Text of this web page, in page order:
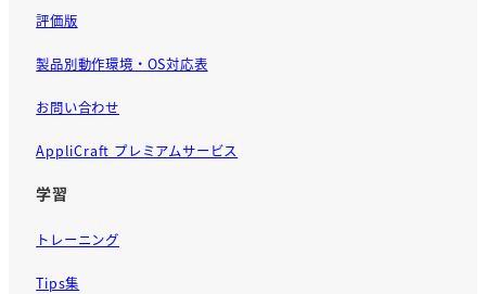
評価版
製品別動作環境・OS対応表
お問い合わせ
AppliCraft プレミアムサービス
学習
トレーニング
Tips集